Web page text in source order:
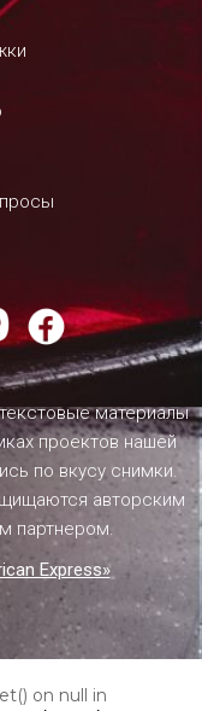
материалы
проектов нашей
по вкусу снимки.
авторским
партнером.
Express»
on null in